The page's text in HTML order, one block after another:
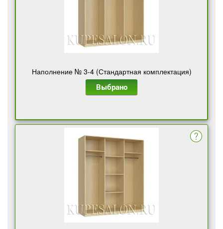
Наполнение № 3-4 (Стандартная комплектация)
Выбрано